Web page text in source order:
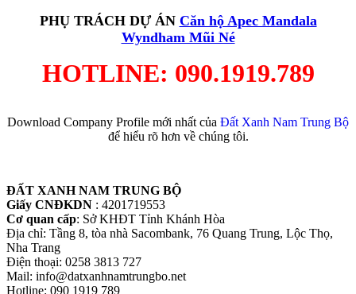
PHỤ TRÁCH DỰ ÁN Căn hộ Apec Mandala
Wyndham Mũi Né
HOTLINE: 090.1919.789
Download Company Profile mới nhất của Đất Xanh Nam Trung Bộ
để hiểu rõ hơn về chúng tôi.
ĐẤT XANH NAM TRUNG BỘ
Giấy CNĐKDN : 4201719553
Cơ quan cấp: Sở KHĐT Tỉnh Khánh Hòa
Địa chỉ: Tầng 8, tòa nhà Sacombank, 76 Quang Trung, Lộc Thọ,
Nha Trang
Điện thoại: 0258 3813 727
Mail: info@datxanhnamtrungbo.net
Hotline: 090 1919 789